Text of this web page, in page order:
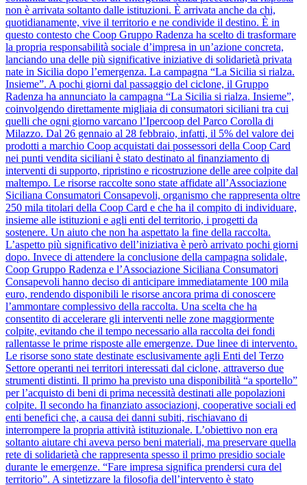
non è arrivata soltanto dalle istituzioni. È arrivata anche da chi,
quotidianamente, vive il territorio e ne condivide il destino. È in
questo contesto che Coop Gruppo Radenza ha scelto di trasformare
la propria responsabilità sociale d’impresa in un’azione concreta,
lanciando una delle più significative iniziative di solidarietà privata
nate in Sicilia dopo l’emergenza. La campagna “La Sicilia si rialza.
Insieme”. A pochi giorni dal passaggio del ciclone, il Gruppo
Radenza ha annunciato la campagna “La Sicilia si rialza. Insieme”,
coinvolgendo direttamente migliaia di consumatori siciliani tra cui
quelli che ogni giorno varcano l’Ipercoop del Parco Corolla di
Milazzo. Dal 26 gennaio al 28 febbraio, infatti, il 5% del valore dei
prodotti a marchio Coop acquistati dai possessori della Coop Card
nei punti vendita siciliani è stato destinato al finanziamento di
interventi di supporto, ripristino e ricostruzione delle aree colpite dal
maltempo. Le risorse raccolte sono state affidate all’Associazione
Siciliana Consumatori Consapevoli, organismo che rappresenta oltre
250 mila titolari della Coop Card e che ha il compito di individuare,
insieme alle istituzioni e agli enti del territorio, i progetti da
sostenere. Un aiuto che non ha aspettato la fine della raccolta.
L’aspetto più significativo dell’iniziativa è però arrivato pochi giorni
dopo. Invece di attendere la conclusione della campagna solidale,
Coop Gruppo Radenza e l’Associazione Siciliana Consumatori
Consapevoli hanno deciso di anticipare immediatamente 100 mila
euro, rendendo disponibili le risorse ancora prima di conoscere
l’ammontare complessivo della raccolta. Una scelta che ha
consentito di accelerare gli interventi nelle zone maggiormente
colpite, evitando che il tempo necessario alla raccolta dei fondi
rallentasse le prime risposte alle emergenze. Due linee di intervento.
Le risorse sono state destinate esclusivamente agli Enti del Terzo
Settore operanti nei territori interessati dal ciclone, attraverso due
strumenti distinti. Il primo ha previsto una disponibilità “a sportello”
per l’acquisto di beni di prima necessità destinati alle popolazioni
colpite. Il secondo ha finanziato associazioni, cooperative sociali ed
enti benefici che, a causa dei danni subiti, rischiavano di
interrompere la propria attività istituzionale. L’obiettivo non era
soltanto aiutare chi aveva perso beni materiali, ma preservare quella
rete di solidarietà che rappresenta spesso il primo presidio sociale
durante le emergenze. “Fare impresa significa prendersi cura del
territorio”. A sintetizzare la filosofia dell’intervento è stato